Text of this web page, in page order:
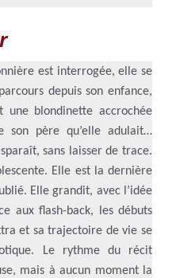
est interrogée, elle se
depuis son enfance,
une blondinette accrochée
son père qu’elle adulait…
sans laisser de trace.
Elle est la dernière
Elle grandit, avec l’idée
aux flash-back, les débuts
et sa trajectoire de vie se
Le rythme du récit
mais à aucun moment la